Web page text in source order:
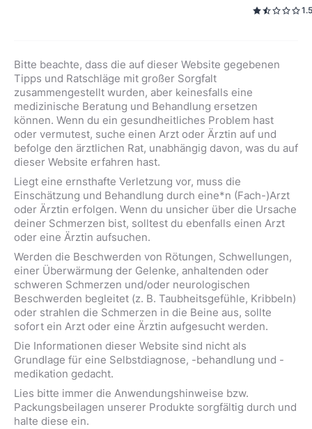
1.5
Bitte beachte, dass die auf dieser Website gegebenen
Tipps und Ratschläge mit großer Sorgfalt
zusammengestellt wurden, aber keinesfalls eine
medizinische Beratung und Behandlung ersetzen
können. Wenn du ein gesundheitliches Problem hast
oder vermutest, suche einen Arzt oder Ärztin auf und
befolge den ärztlichen Rat, unabhängig davon, was du auf
dieser Website erfahren hast.
Liegt eine ernsthafte Verletzung vor, muss die
Einschätzung und Behandlung durch eine*n (Fach-)Arzt
oder Ärztin erfolgen. Wenn du unsicher über die Ursache
deiner Schmerzen bist, solltest du ebenfalls einen Arzt
oder eine Ärztin aufsuchen.
Werden die Beschwerden von Rötungen, Schwellungen,
einer Überwärmung der Gelenke, anhaltenden oder
schweren Schmerzen und/oder neurologischen
Beschwerden begleitet (z. B. Taubheitsgefühle, Kribbeln)
oder strahlen die Schmerzen in die Beine aus, sollte
sofort ein Arzt oder eine Ärztin aufgesucht werden.
Die Informationen dieser Website sind nicht als
Grundlage für eine Selbstdiagnose, -behandlung und -
medikation gedacht.
Lies bitte immer die Anwendungshinweise bzw.
Packungsbeilagen unserer Produkte sorgfältig durch und
halte diese ein.